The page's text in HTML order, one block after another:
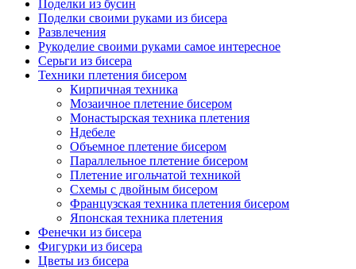
Поделки из бусин
Поделки своими руками из бисера
Развлечения
Рукоделие своими руками самое интересное
Серьги из бисера
Техники плетения бисером
Кирпичная техника
Мозаичное плетение бисером
Монастырская техника плетения
Ндебеле
Объемное плетение бисером
Параллельное плетение бисером
Плетение игольчатой техникой
Схемы с двойным бисером
Французская техника плетения бисером
Японская техника плетения
Фенечки из бисера
Фигурки из бисера
Цветы из бисера